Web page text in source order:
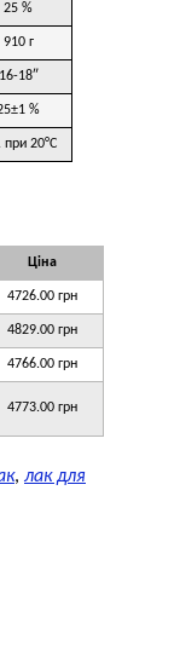
25 %
910 г
16-18″
%
при 20°C
Ціна
4726.00 грн
4829.00 грн
4766.00 грн
4773.00 грн
, лак для